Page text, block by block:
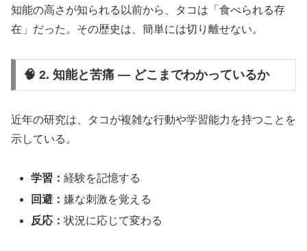
知能の高さが知られる以前から、タコは「食べられる存
在」だった。その歴史は、簡単には切り離せない。
🧠 2. 知能と苦痛 ― どこまでわかっているか
近年の研究は、タコが複雑な行動や学習能力を持つことを
示している。
学習：経験を記憶する
回避：嫌な刺激を覚える
反応：状況に応じて変わる